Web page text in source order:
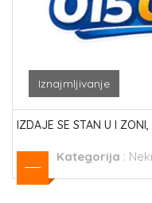
Iznajmljivanje
IZDAJE SE STAN U I
Kategorija :